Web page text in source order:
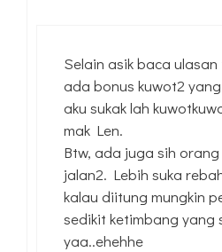
Selain asik baca
ada bonus kuwot2
aku sukak lah
mak Len.
Btw, ada juga sih
jalan2. Lebih suka
kalau diitung mungkin
sedikit ketimbang yang
yaa..ehehhe